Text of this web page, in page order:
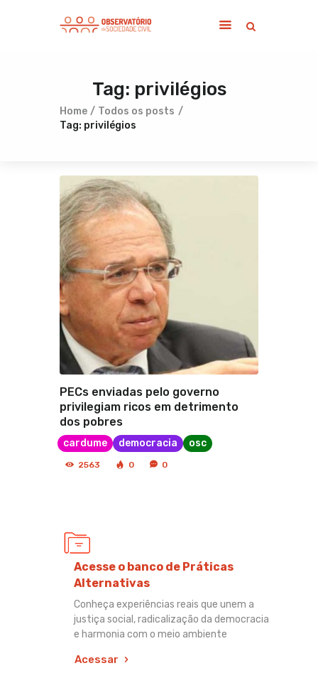
Tag: privilégios
Home
Todos os posts
Tag: privilégios
Home
Sobre
Notícias
Contato
PECs enviadas pelo governo
privilegiam ricos em detrimento
dos pobres
cardume democracia osc
2563 0 0
Acesse o banco de Práticas
Alternativas
Conheça experiências reais que unem a
justiça social, radicalização da democracia
e harmonia com o meio ambiente
Acessar